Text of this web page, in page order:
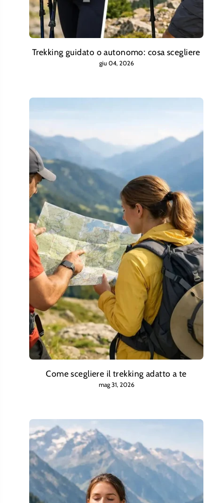
Trekking guidato o autonomo: cosa scegliere
giu 04, 2026
Come scegliere il trekking adatto a te
mag 31, 2026